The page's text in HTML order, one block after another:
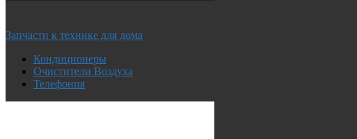
Запчасти к технике для дома
Кондиционеры
Очистители Воздуха
Телефония